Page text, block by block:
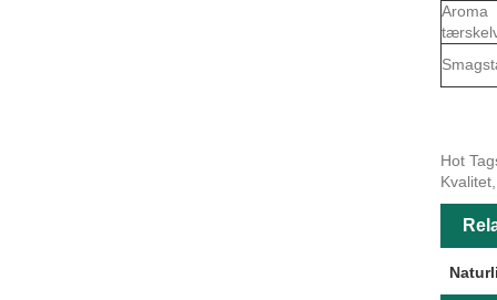
Aroma
Hot